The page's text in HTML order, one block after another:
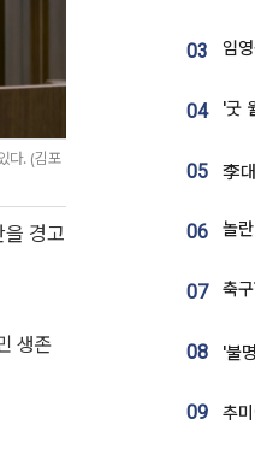
다. (김포
경고
생존
03
04
05
06
07
08
09